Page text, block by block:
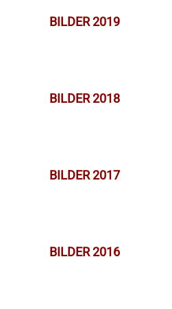
BILDER 2019
BILDER 2018
BILDER 2017
BILDER 2016